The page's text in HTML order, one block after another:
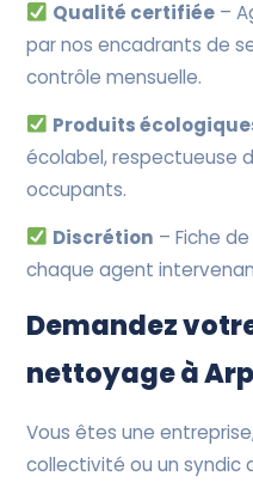
Qualité certifiée–
par nos encadrants de
contrôle mensuelle.
Produits
écolabel, respectueuse
occupants.
Discrétion – Fiche
chaque agent
Demandez
nettoyage à
Vous êtes une
collectivité ou un syndic